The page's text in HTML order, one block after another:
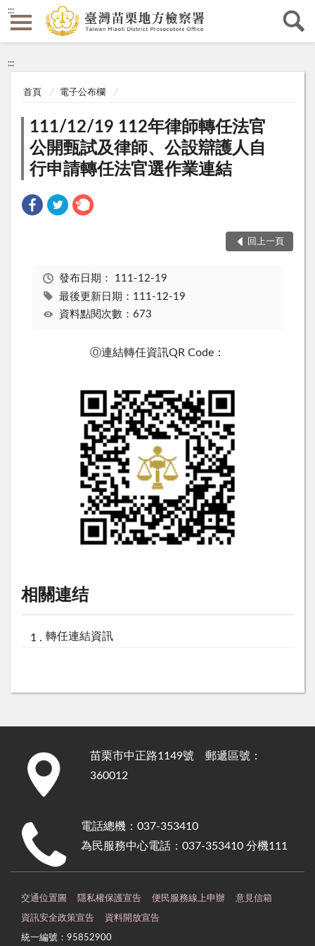
:::
:::
首頁 電子公布欄
111/12/19 112年律師轉任法官
公開甄試及律師、公設辯護人自
行申請轉任法官選作業連結
回上一頁
發布日期： 111-12-19
最後更新日期：111-12-19
資料點閱次數：673
Ⓞ連結轉任資訊QR Code：
相關連结
轉任連結資訊
苗栗市中正路1149號 郵遞區號：
360012
電話總機：037-353410
為民服務中心電話：037-353410 分機111
交通位置圖 隱私權保護宣告 便民服務線上申辦 意見信箱
資訊安全政策宣告 資料開放宣告
統一編號：95852900